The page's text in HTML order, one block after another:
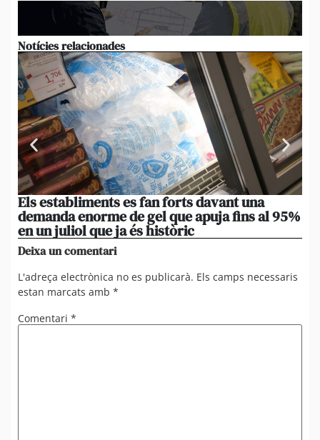
Notícies relacionades
Els establiments es fan forts davant una
demanda enorme de gel que apuja fins al 95%
en un juliol que ja és històric
Deixa un comentari
L'adreça electrònica no es publicarà. Els camps necessaris
estan marcats amb *
Comentari *